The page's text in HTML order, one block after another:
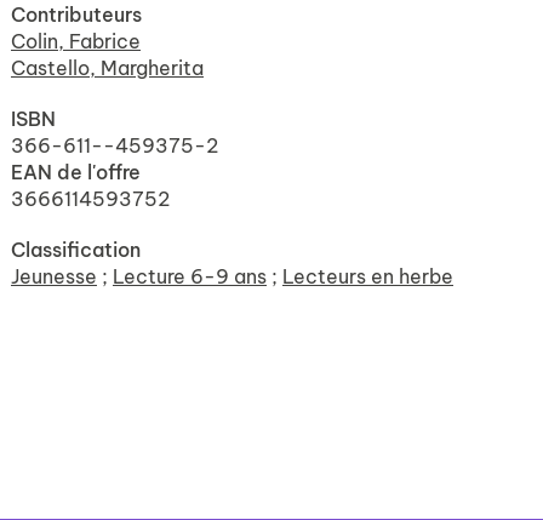
Contributeurs
Colin, Fabrice
Castello, Margherita
ISBN
366-611--459375-2
EAN de l'offre
3666114593752
Classification
Jeunesse ; Lecture 6-9 ans ; Lecteurs en herbe